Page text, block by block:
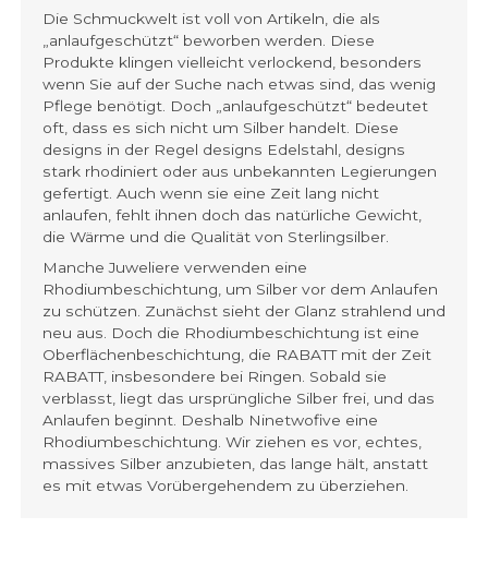
Die Schmuckwelt ist voll von Artikeln, die als
„anlaufgeschützt“ beworben werden. Diese
Produkte klingen vielleicht verlockend, besonders
wenn Sie auf der Suche nach etwas sind, das wenig
Pflege benötigt. Doch „anlaufgeschützt“ bedeutet
oft, dass es sich nicht um Silber handelt. Diese
designs in der Regel designs Edelstahl, designs
stark rhodiniert oder aus unbekannten Legierungen
gefertigt. Auch wenn sie eine Zeit lang nicht
anlaufen, fehlt ihnen doch das natürliche Gewicht,
die Wärme und die Qualität von Sterlingsilber.
Manche Juweliere verwenden eine
Rhodiumbeschichtung, um Silber vor dem Anlaufen
zu schützen. Zunächst sieht der Glanz strahlend und
neu aus. Doch die Rhodiumbeschichtung ist eine
Oberflächenbeschichtung, die RABATT mit der Zeit
RABATT, insbesondere bei Ringen. Sobald sie
verblasst, liegt das ursprüngliche Silber frei, und das
Anlaufen beginnt. Deshalb Ninetwofive eine
Rhodiumbeschichtung. Wir ziehen es vor, echtes,
massives Silber anzubieten, das lange hält, anstatt
es mit etwas Vorübergehendem zu überziehen.